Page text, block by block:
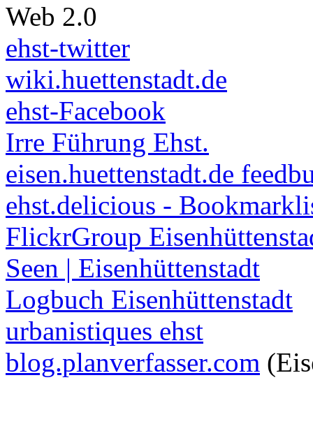
Web 2.0
ehst-twitter
wiki.huettenstadt.de
ehst-Facebook
Irre Führung Ehst.
eisen.huettenstadt.de
ehst.delicious -
FlickrGroup
Seen | Eisenhüttenstadt
Logbuch Eisenhüttenstadt
urbanistiques ehst
blog.planverfasser.com